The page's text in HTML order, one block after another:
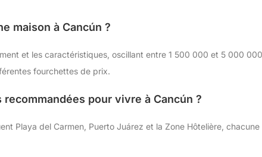
maison à Cancún ?
et les caractéristiques, oscillant entre 1 500 000 et 5 000
fourchettes de prix.
pour vivre à Cancún ?
Playa del Carmen, Puerto Juárez et la Zone Hôtelière,